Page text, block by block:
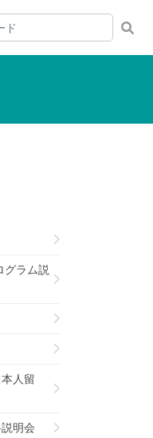
グラム説
人留
明会